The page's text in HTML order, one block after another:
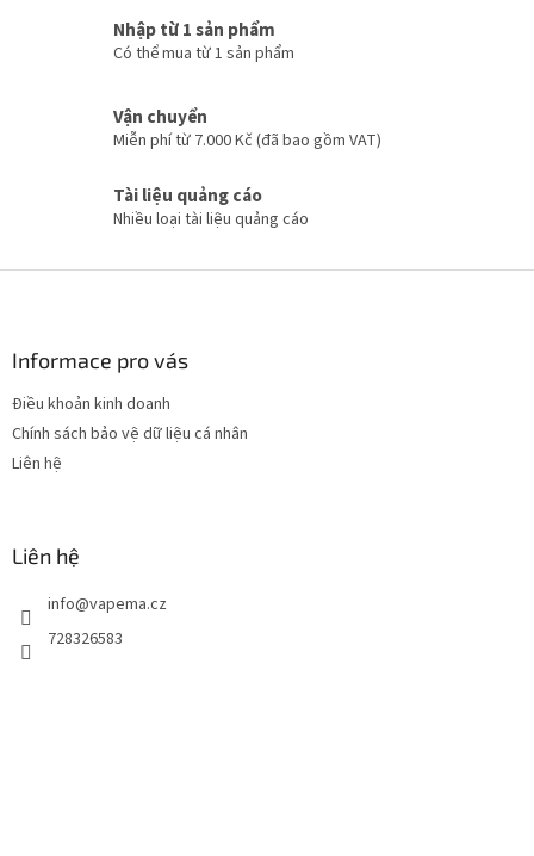
h
c
ù
ỉ
h
Nhập từ 1 sản phẩm
Có thể mua từ 1 sản phẩm
Vận chuyển
Miễn phí từ 7.000 Kč (đã bao gồm VAT)
Tài liệu quảng cáo
Nhiều loại tài liệu quảng cáo
n
Informace pro vás
Điều khoản kinh doanh
Chính sách bảo vệ dữ liệu cá nhân
Liên hệ
Liên hệ
info@vapema.cz
728326583